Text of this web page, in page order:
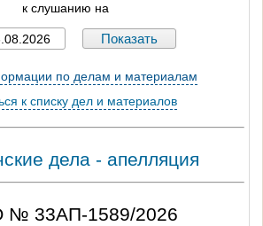
к слушанию на
по делам и материалам
к списку дел и материалов
дела - апелляция
№ 33АП-1589/2026